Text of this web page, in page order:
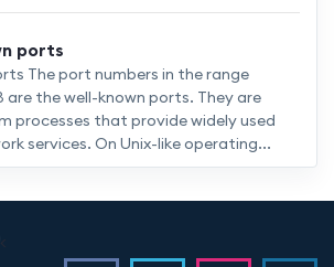
ports
The port numbers in the range
are the well-known ports. They are
processes that provide widely used
services. On Unix-like operating...
<